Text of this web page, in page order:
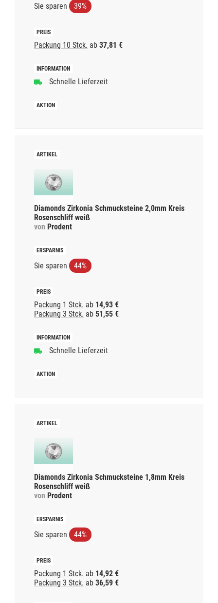
Sie sparen 39%
Packung 10 Stck. ab 37,81 €
Schnelle Lieferzeit
Diamonds Zirkonia Schmucksteine 2,0mm Kreis
Rosenschliff weiß
von Prodent
Sie sparen 44%
Packung 1 Stck. ab 14,93 €
Packung 3 Stck. ab 51,55 €
Schnelle Lieferzeit
Diamonds Zirkonia Schmucksteine 1,8mm Kreis
Rosenschliff weiß
von Prodent
Sie sparen 44%
Packung 1 Stck. ab 14,92 €
Packung 3 Stck. ab 36,59 €